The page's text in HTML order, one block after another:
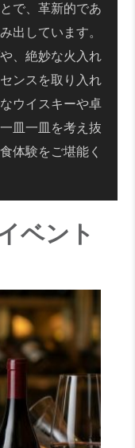
で、革新的であ
出しています。
、絶妙な火入れ
ンスを取り入れ
ウイスキーや卓
皿一皿を考え抜
体験をご堪能く
ベント